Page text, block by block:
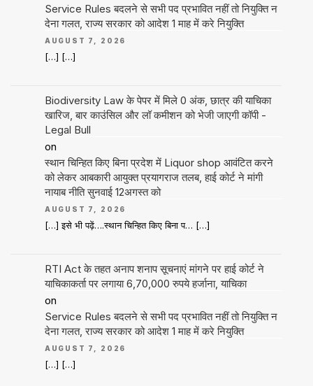
Service Rules बदलने से सभी पद प्रभावित नहीं तो नियुक्ति न
देना गलत, राज्य सरकार को आदेश 1 माह में करे नियुक्ति
AUGUST 7, 2026
[…] […]
Biodiversity Law के पेपर में मिले 0 अंक, छात्र की याचिका
खारिज, बार काउंसिल और लॉ कमीशन को भेजी जाएगी कॉपी -
Legal Bull
on
स्थान चिन्हित किए बिना प्रदेश में Liquor shop आवंटित करने
को लेकर आबकारी आयुक्त प्रयागराज तलब, हाई कोर्ट ने मांगी
नायाब नीति सुनवाई 12अगस्त को
AUGUST 7, 2026
[…] इसे भी पढ़ें….स्थान चिन्हित किए बिना प… […]
RTI Act के तहत अनाप शनाप सूचनाएं मांगने पर हाई कोर्ट ने
याचिकाकर्ता पर लगाया 6,70,000 रुपये हर्जाना, याचिका
on
Service Rules बदलने से सभी पद प्रभावित नहीं तो नियुक्ति न
देना गलत, राज्य सरकार को आदेश 1 माह में करे नियुक्ति
AUGUST 7, 2026
[…] […]